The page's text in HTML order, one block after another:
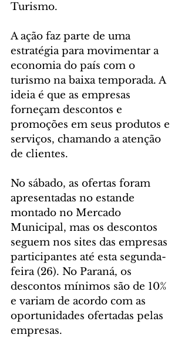
Turismo.
A ação faz parte de uma
estratégia para movimentar a
economia do país com o
turismo na baixa temporada. A
ideia é que as empresas
forneçam descontos e
promoções em seus produtos e
serviços, chamando a atenção
de clientes.
No sábado, as ofertas foram
apresentadas no estande
montado no Mercado
Municipal, mas os descontos
seguem nos sites das empresas
participantes até esta segunda-
feira (26). No Paraná, os
descontos mínimos são de 10%
e variam de acordo com as
oportunidades ofertadas pelas
empresas.